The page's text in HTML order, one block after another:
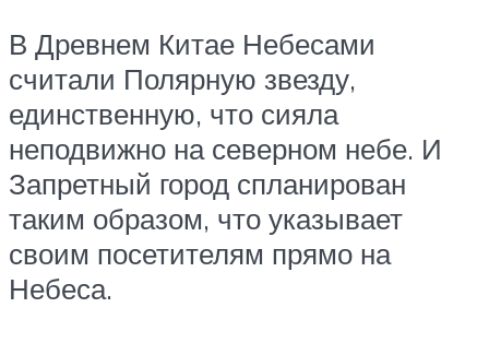
В Древнем Китае Небесами
считали Полярную звезду,
единственную, что сияла
неподвижно на северном небе. И
Запретный город спланирован
таким образом, что указывает
своим посетителям прямо на
Небеса.